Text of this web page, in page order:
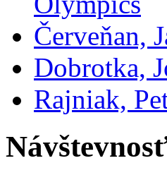
Červeňan,
Dobrotka,
Rajniak,